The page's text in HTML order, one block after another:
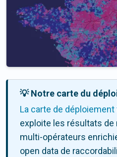
💡 Notre carte du
La carte de déploiement
exploite les résultats de
multi-opérateurs
open data de